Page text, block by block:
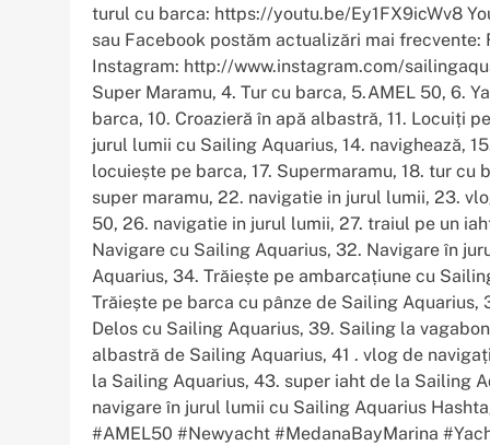
turul cu barca: https://youtu.be/Ey1FX9icWv8
sau Facebook postăm actualizări mai
Instagram: http://www.instagram.com/
Super Maramu, 4. Tur cu barca, 5.AMEL 50, 6.
barca, 10. Croazieră în apă albastră, 11. Locuiți
jurul lumii cu Sailing Aquarius, 14. navighează,
locuiește pe barca, 17. Supermaramu, 18. tur cu
super maramu, 22. navigatie in jurul lumii, 23.
50, 26. navigatie in jurul lumii, 27. traiul pe un
Navigare cu Sailing Aquarius, 32. Navigare în
Aquarius, 34. Trăiește pe ambarcațiune cu
Trăiește pe barca cu pânze de Sailing
Delos cu Sailing Aquarius, 39. Sailing la
albastră de Sailing Aquarius, 41 . vlog de
la Sailing Aquarius, 43. super iaht de la Sailing
navigare în jurul lumii cu Sailing Aquarius
#AMEL50 #Newyacht #MedanaBayMarina